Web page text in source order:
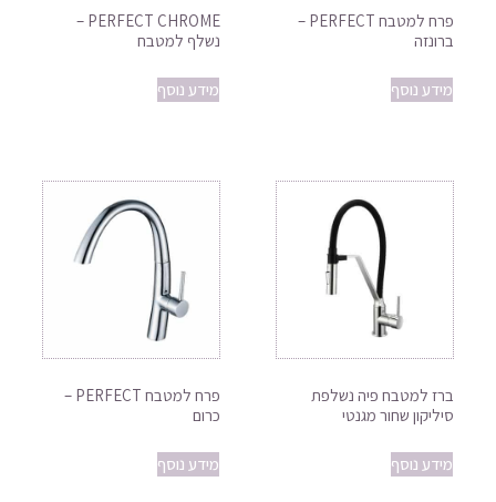
פרח למטבח PERFECT –
ברונזה
מידע נוסף
PERFECT CHROME –
נשלף למטבח
מידע נוסף
ברז למטבח פיה נשלפת
סיליקון שחור מגנטי
מידע נוסף
פרח למטבח PERFECT –
כרום
מידע נוסף